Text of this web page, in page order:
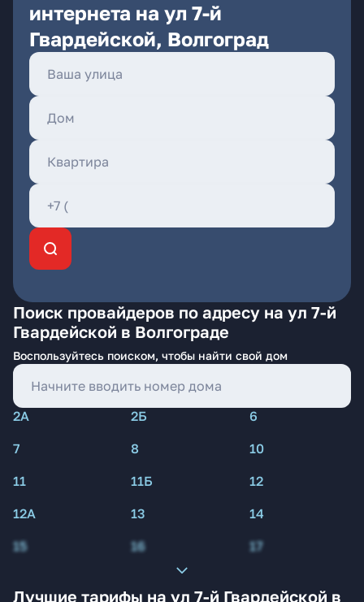
интернета на ул 7-й
Гвардейской, Волгоград
Поиск провайдеров по адресу на ул 7-й
Гвардейской в Волгограде
Воспользуйтесь поиском, чтобы найти свой дом
2А 2Б
6
7
8
10
11
11Б
12
12А
13
14
15
16 17
Лучшие тарифы на ул 7-й Гвардейской в